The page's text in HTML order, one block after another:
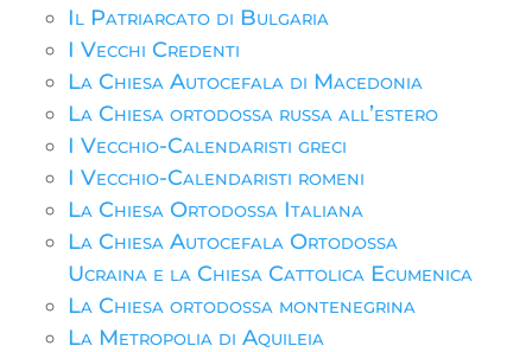
Il Patriarcato di Bulgaria
I Vecchi Credenti
La Chiesa Autocefala di Macedonia
La Chiesa ortodossa russa all’estero
I Vecchio-Calendaristi greci
I Vecchio-Calendaristi romeni
La Chiesa Ortodossa Italiana
La Chiesa Autocefala Ortodossa
Ucraina e la Chiesa Cattolica Ecumenica
La Chiesa ortodossa montenegrina
La Metropolia di Aquileia